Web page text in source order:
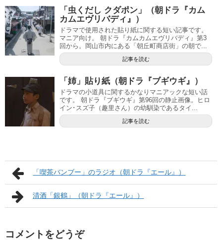
「虫くだし クダポン」（朝ドラ『カム
カムエヴリバディ』）
ドラマで使用された貼り紙に関する短い記事です。
マニア向け。 朝ドラ『カムカムエヴリバディ』第3
回から。岡山市内にある「朝丘町商店街」の朝で...
記事を読む
「姉」貼り紙（朝ドラ『ブギウギ』）
ドラマの小道具に関するかなりマニアックな短い話
です。 朝ドラ『ブギウギ』第96回の静止画像。ヒロ
イン･スズ子（趣里さん）の幼馴染であるタイ...
記事を読む
「喫茶バンブー」のラジオ（朝ドラ『エール』）
清酒「銀鶴」（朝ドラ『エール』）
コメントをどうぞ